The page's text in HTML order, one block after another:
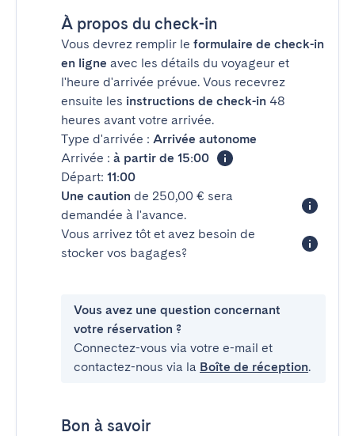
À propos du check-in
Vous devrez remplir le formulaire de check-in
en ligne avec les détails du voyageur et
l'heure d'arrivée prévue. Vous recevrez
ensuite les instructions de check-in 48
heures avant votre arrivée.
Type d'arrivée : Arrivée autonome
Arrivée : à partir de 15:00
Départ: 11:00
Une caution de 250,00 € sera
demandée à l'avance.
Vous arrivez tôt et avez besoin de
stocker vos bagages?
Vous avez une question concernant
votre réservation ?
Connectez-vous via votre e-mail et
contactez-nous via la Boîte de réception.
Bon à savoir